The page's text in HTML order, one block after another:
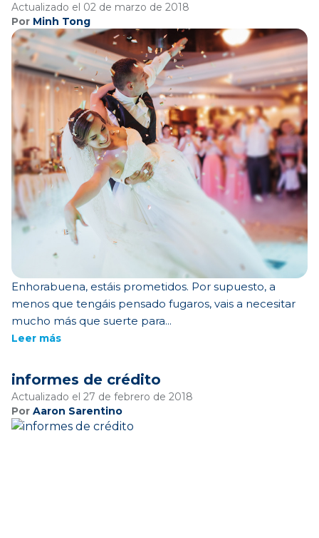
Actualizado el 02 de marzo de 2018
Por Minh Tong
Enhorabuena, estáis prometidos. Por supuesto, a
menos que tengáis pensado fugaros, vais a necesitar
mucho más que suerte para...
Leer más
informes de crédito
Actualizado el 27 de febrero de 2018
Por Aaron Sarentino